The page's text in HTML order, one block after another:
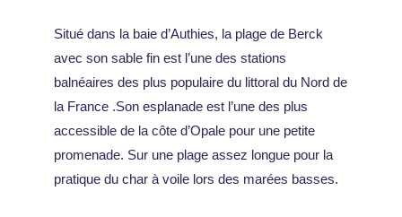
Situé dans la baie d’Authies, la plage de Berck
avec son sable fin est l’une des stations
balnéaires des plus populaire du littoral du Nord de
la France .Son esplanade est l’une des plus
accessible de la côte d’Opale pour une petite
promenade. Sur une plage assez longue pour la
pratique du char à voile lors des marées basses.